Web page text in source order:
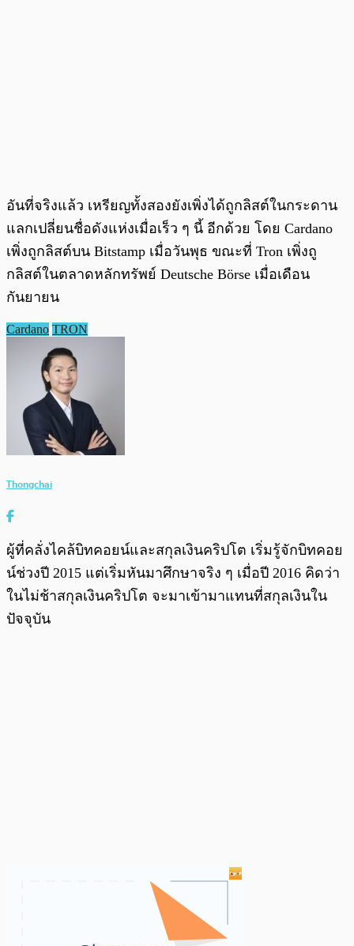
อันที่จริงแล้ว เหรียญทั้งสองยังเพิ่งได้ถูกลิสต์ในกระดาน
แลกเปลี่ยนชื่อดังแห่งเมื่อเร็ว ๆ นี้ อีกด้วย โดย Cardano
เพิ่งถูกลิสต์บน Bitstamp เมื่อวันพุธ ขณะที่ Tron เพิ่งถู
กลิสต์ในตลาดหลักทรัพย์ Deutsche Börse เมื่อเดือน
กันยายน
Cardano TRON
Thongchai
ผู้ที่คลั่งไคล้บิทคอยน์และสกุลเงินคริปโต เริ่มรู้จักบิทคอย
น์ช่วงปี 2015 แต่เริ่มหันมาศึกษาจริง ๆ เมื่อปี 2016 คิดว่า
ในไม่ช้าสกุลเงินคริปโต จะมาเข้ามาแทนที่สกุลเงินใน
ปัจจุบัน